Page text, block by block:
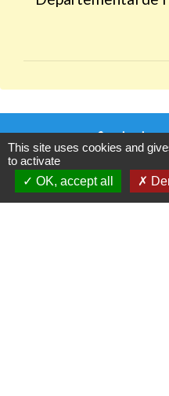
Auchy-
1,
This site uses cookies and
to activate
OK, accept all